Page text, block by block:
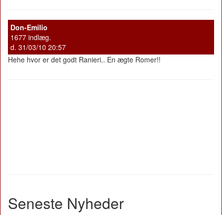
Don-Emilio
1677 indlæg.
d. 31/03/10 20:57
Hehe hvor er det godt Ranieri.. En ægte Romer!!
Seneste Nyheder